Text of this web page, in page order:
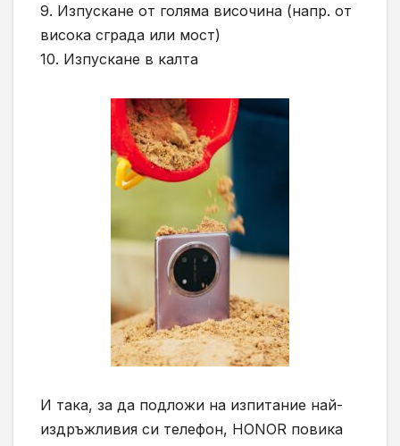
9. Изпускане от голяма височина (напр. от
висока сграда или мост)
10. Изпускане в калта
И така, за да подложи на изпитание най-
издръжливия си телефон, HONOR повика